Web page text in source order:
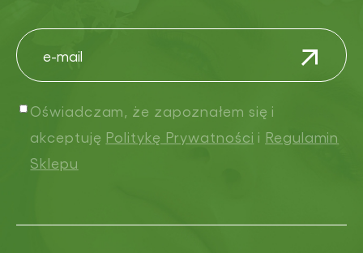
Oświadczam, że zapoznałem się i
akceptuję Politykę Prywatności i Regulamin
Sklepu